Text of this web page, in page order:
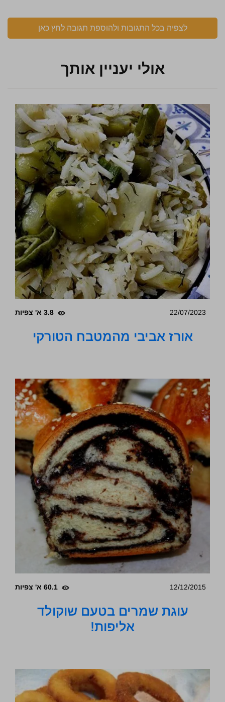
לצפיה בכל התגובות ולהוספת תגובה לחץ כאן
אולי יעניין אותך
22/07/2023 3.8 א' צפיות
אורז אביבי מהמטבח הטורקי
12/12/2015 60.1 א' צפיות
עוגת שמרים בטעם שוקולד
אליפות!